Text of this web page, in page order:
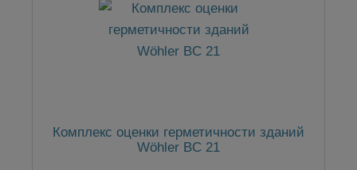
Комплекс оценки герметичности зданий
Wöhler BC 21